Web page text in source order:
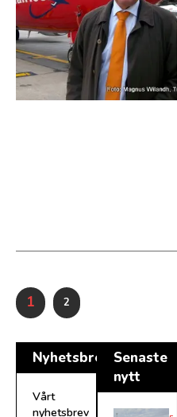
1 2
Nyhetsbrev
Vårt
nyhetsbrev
Senaste
nytt